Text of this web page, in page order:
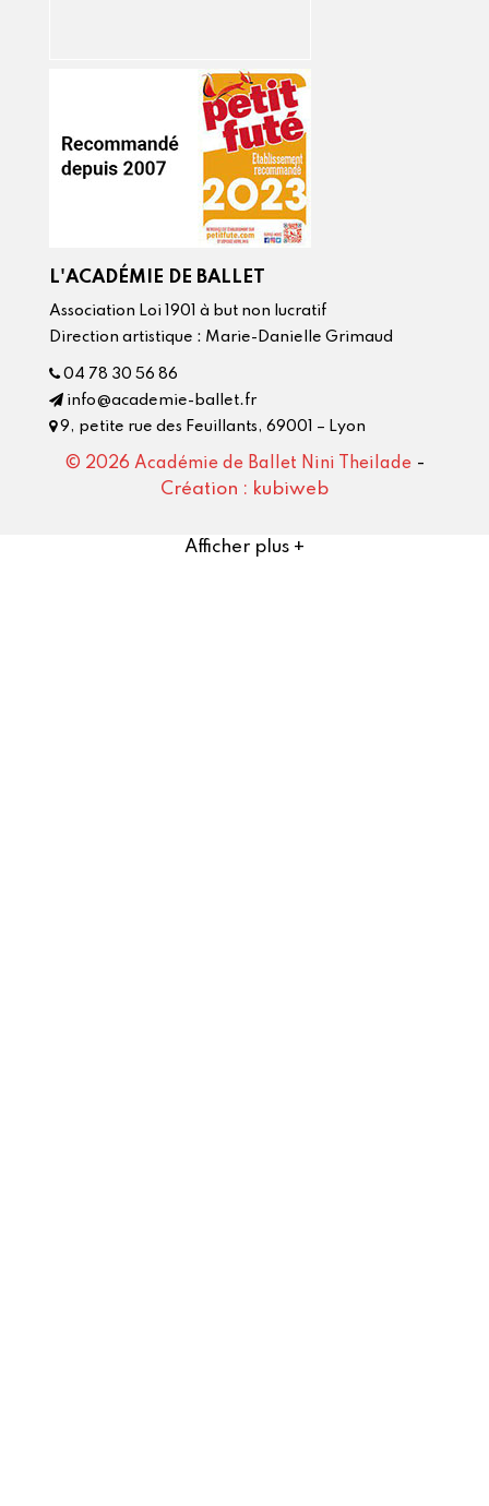
L'ACADÉMIE DE BALLET
Association Loi 1901 à but non lucratif
Direction artistique : Marie-Danielle Grimaud
04 78 30 56 86
info@academie-ballet.fr
9, petite rue des Feuillants, 69001 – Lyon
© 2026 Académie de Ballet Nini Theilade-
Création : kubiweb
Afficher plus +